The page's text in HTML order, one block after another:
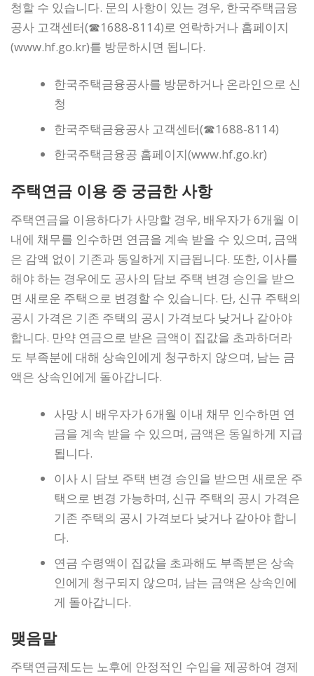
청할 수 있습니다. 문의 사항이 있는 경우, 한국주택금융
공사 고객센터(☎1688-8114)로 연락하거나 홈페이지
(www.hf.go.kr)를 방문하시면 됩니다.
한국주택금융공사를 방문하거나 온라인으로 신
청
한국주택금융공사 고객센터(☎1688-8114)
한국주택금융공 홈페이지(www.hf.go.kr)
주택연금 이용 중 궁금한 사항
주택연금을 이용하다가 사망할 경우, 배우자가 6개월 이
내에 채무를 인수하면 연금을 계속 받을 수 있으며, 금액
은 감액 없이 기존과 동일하게 지급됩니다. 또한, 이사를
해야 하는 경우에도 공사의 담보 주택 변경 승인을 받으
면 새로운 주택으로 변경할 수 있습니다. 단, 신규 주택의
공시 가격은 기존 주택의 공시 가격보다 낮거나 같아야
합니다. 만약 연금으로 받은 금액이 집값을 초과하더라
도 부족분에 대해 상속인에게 청구하지 않으며, 남는 금
액은 상속인에게 돌아갑니다.
사망 시 배우자가 6개월 이내 채무 인수하면 연
금을 계속 받을 수 있으며, 금액은 동일하게 지급
됩니다.
이사 시 담보 주택 변경 승인을 받으면 새로운 주
택으로 변경 가능하며, 신규 주택의 공시 가격은
기존 주택의 공시 가격보다 낮거나 같아야 합니
다.
연금 수령액이 집값을 초과해도 부족분은 상속
인에게 청구되지 않으며, 남는 금액은 상속인에
게 돌아갑니다.
맺음말
주택연금제도는 노후에 안정적인 수입을 제공하여 경제